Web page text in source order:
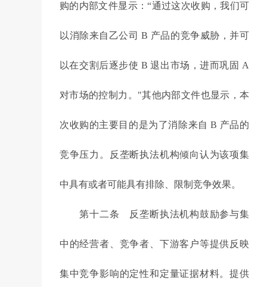
购的内部文件显示：“通过这次收购，我们可
以消除来自乙公司 B 产品的竞争威胁，并可
以在交割后逐步使 B 退出市场，进而巩固 A
对市场的控制力。"其他内部文件也显示，本
次收购的主要目的是为了消除来自 B 产品的
竞争压力。反垄断执法机构倾向认为该项集
中具有或者可能具有排除、限制竞争效果。
第十二条 反垄断执法机构鼓励参与集
中的经营者、竞争者、下游客户等提供反映
集中竞争影响的定性和定量证据材料。提供